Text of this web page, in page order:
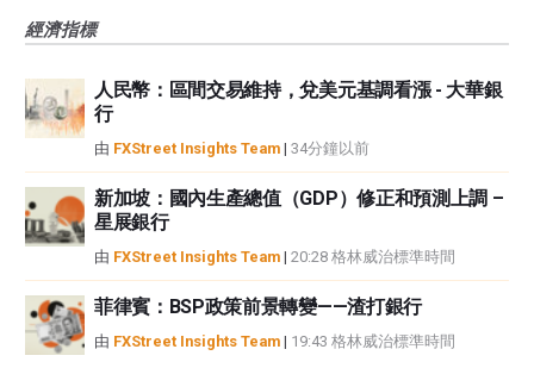
經濟指標
人民幣：區間交易維持，兌美元基調看漲 - 大華銀
行
由 FXStreet Insights Team | 34分鐘以前
新加坡：國內生產總值（GDP）修正和預測上調 –
星展銀行
由 FXStreet Insights Team | 20:28 格林威治標準時間
菲律賓：BSP政策前景轉變——渣打銀行
由 FXStreet Insights Team | 19:43 格林威治標準時間